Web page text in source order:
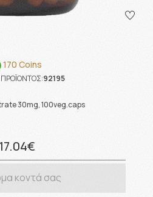
170 Coins
92195
30mg, 100veg.caps
17.04€
κοντά σας